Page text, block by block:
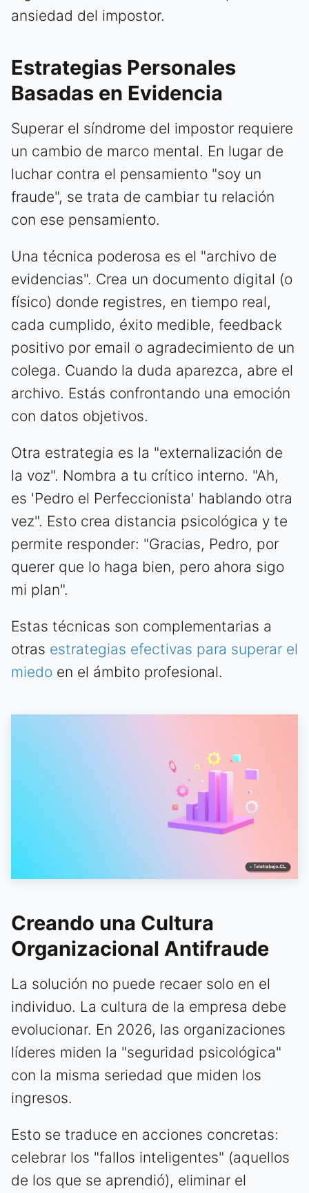
ansiedad del impostor.
Estrategias Personales
Basadas en Evidencia
Superar el síndrome del impostor requiere
un cambio de marco mental. En lugar de
luchar contra el pensamiento "soy un
fraude", se trata de cambiar tu relación
con ese pensamiento.
Una técnica poderosa es el "archivo de
evidencias". Crea un documento digital (o
físico) donde registres, en tiempo real,
cada cumplido, éxito medible, feedback
positivo por email o agradecimiento de un
colega. Cuando la duda aparezca, abre el
archivo. Estás confrontando una emoción
con datos objetivos.
Otra estrategia es la "externalización de
la voz". Nombra a tu crítico interno. "Ah,
es 'Pedro el Perfeccionista' hablando otra
vez". Esto crea distancia psicológica y te
permite responder: "Gracias, Pedro, por
querer que lo haga bien, pero ahora sigo
mi plan".
Estas técnicas son complementarias a
otras estrategias efectivas para superar el
miedo en el ámbito profesional.
Creando una Cultura
Organizacional Antifraude
La solución no puede recaer solo en el
individuo. La cultura de la empresa debe
evolucionar. En 2026, las organizaciones
líderes miden la "seguridad psicológica"
con la misma seriedad que miden los
ingresos.
Esto se traduce en acciones concretas:
celebrar los "fallos inteligentes" (aquellos
de los que se aprendió), eliminar el